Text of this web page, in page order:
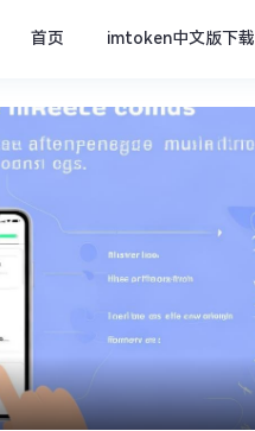
首页 imtoken中文版下载